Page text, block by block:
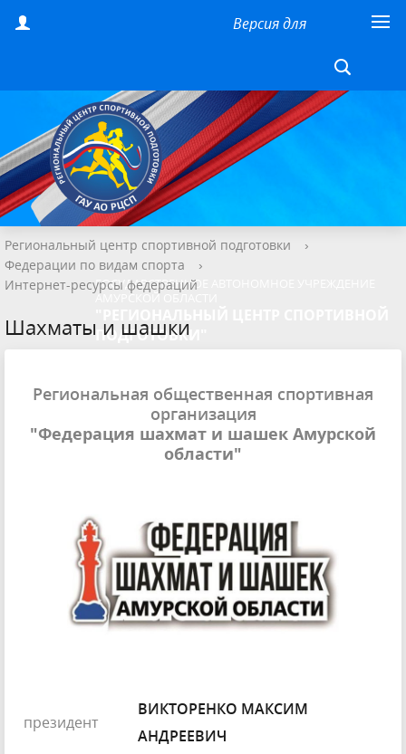
Версия для
ГОСУДАРСТВЕННОЕ АВТОНОМНОЕ УЧРЕЖДЕНИЕ
АМУРСКОЙ ОБЛАСТИ
ПОДГОТОВКИ"
Региональный центр спортивной подготовки
›
Федерации по видам спорта
›
Интернет-ресурсы федераций
Шахматы и шашки
Региональная общественная спортивная
организация
"Федерация шахмат и шашек Амурской
области"
президент
ВИКТОРЕНКО МАКСИМ
АНДРЕЕВИЧ